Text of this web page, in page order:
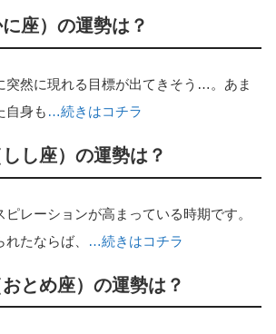
座）の運勢は？
突然に現れる目標が出てきそう…。あま
自身も …続きはコチラ
し座）の運勢は？
レーションが高まっている時期です。
たならば、
…続きはコチラ
とめ座）の運勢は？